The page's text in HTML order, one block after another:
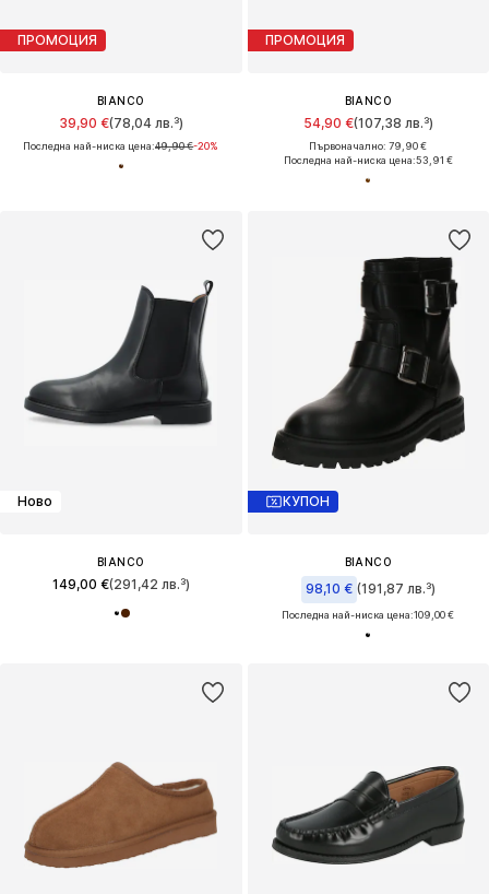
ПРОМОЦИЯ
BIANCO
39,90 €(78,04 лв.³)
Последна най-ниска цена:49,90 €-20%
ПРОМОЦИЯ
BIANCO
54,90 €(107,38 лв.³)
Първоначално: 79,90 €
Последна най-ниска цена:53,91 €
Ново
BIANCO
149,00 €(291,42 лв.³)
КУПОН
BIANCO
98,10 € (191,87 лв.³)
Последна най-ниска цена:109,00 €